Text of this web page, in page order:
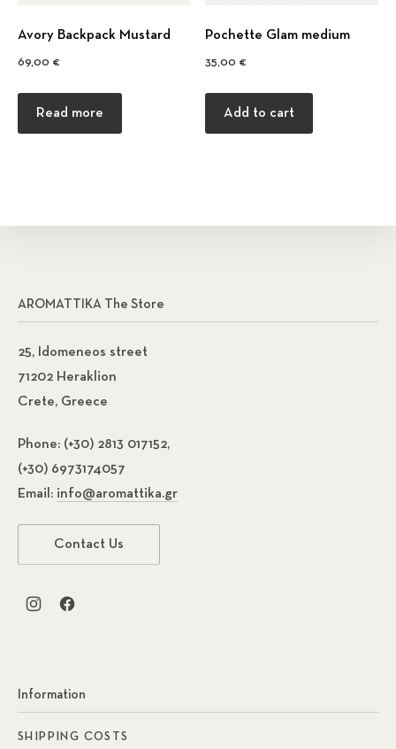
Avory Backpack Mustard
69,00 €
Read more
Pochette Glam medium
35,00 €
Add to cart
AROMATTIKA The Store
25, Idomeneos street
71202 Heraklion
Crete, Greece
Phone: (+30) 2813 017152,
(+30) 6973174057
Email: info@aromattika.gr
Contact Us
New Window
New Window
Information
SHIPPING COSTS